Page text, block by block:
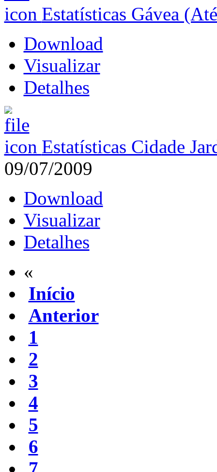
Estatísticas Gávea
Download
Visualizar
Detalhes
Estatísticas Cidade
09/07/2009
Download
Visualizar
Detalhes
«
Início
Anterior
1
2
3
4
5
6